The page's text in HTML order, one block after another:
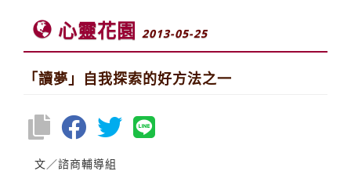
心靈花園 2013-05-25
「讀夢」自我探索的好方法之一
文／諮商輔導組